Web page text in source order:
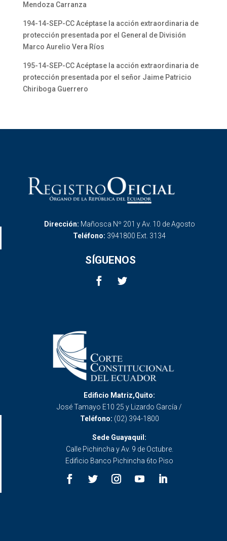
Mendoza Carranza
194-14-SEP-CC Acéptase la acción extraordinaria de
protección presentada por el General de División
Marco Aurelio Vera Ríos
195-14-SEP-CC Acéptase la acción extraordinaria de
protección presentada por el señor Jaime Patricio
Chiriboga Guerrero
Dirección: Mañosca Nº 201 y Av. 10 de Agosto
Teléfono: 3941800 Ext. 3134
SÍGUENOS
Edificio Matriz,Quito:
José Tamayo E10 25 y Lizardo García /
Teléfono: (02) 394-1800
Sede Guayaquil:
Calle Pichincha y Av. 9 de Octubre.
Edificio Banco Pichincha 6to Piso